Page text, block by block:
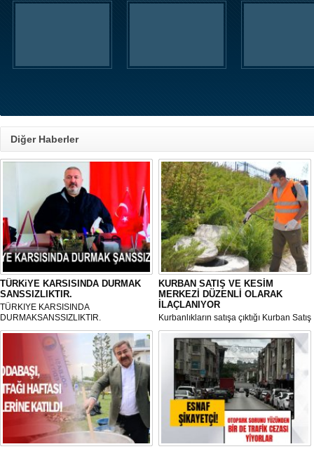
Diğer Haberler
TÜRKiYE KARSISINDA DURMAK
SANSSIZLIKTIR.
TÜRKIYE KARSISINDA
DURMAKSANSSIZLIKTIR.
KURBAN SATIŞ VE KESİM
MERKEZİ DÜZENLİ OLARAK
İLAÇLANIYOR
Kurbanlıkların satışa çıktığı Kurban Satış
ve Kesim Merkezi, haşere ve
mikropların önüne geçilmesi amacıyla
her gün Gölbaşı Belediyesi ekipleri
tarafından düzenli olarak ilaçlanıyor.